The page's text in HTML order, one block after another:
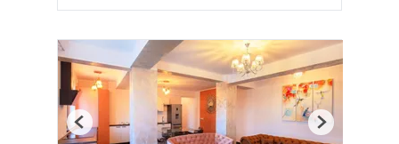
Previous Next